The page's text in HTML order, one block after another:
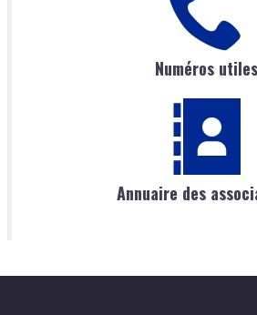
Numéros utiles
Annuaire des